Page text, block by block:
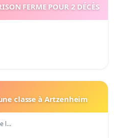
FERME POUR 2 DÉCÈS
classe à Artzenheim
l…